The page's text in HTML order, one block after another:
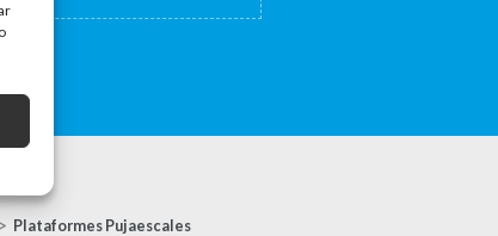
Plataformes Pujaescales